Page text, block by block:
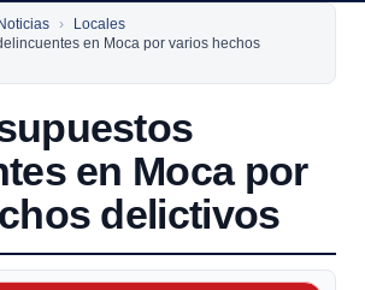
Noticias
Locales
en Moca por varios hechos
en Moca por
delictivos